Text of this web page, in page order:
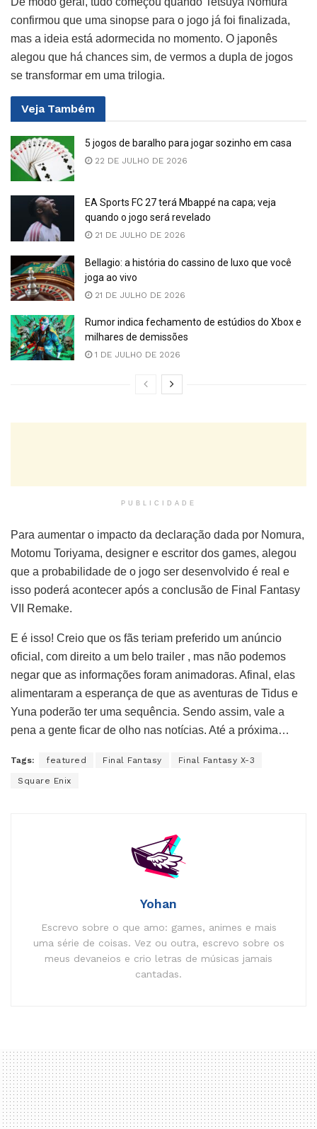
confirmou que uma sinopse para o jogo já foi finalizada,
mas a ideia está adormecida no momento. O japonês
alegou que há chances sim, de vermos a dupla de jogos
se transformar em uma trilogia.
Veja Também
5 jogos de baralho para jogar sozinho em casa
22 DE JULHO DE 2026
EA Sports FC 27 terá Mbappé na capa; veja
quando o jogo será revelado
21 DE JULHO DE 2026
Bellagio: a história do cassino de luxo que você
joga ao vivo
21 DE JULHO DE 2026
Rumor indica fechamento de estúdios do Xbox e
milhares de demissões
1 DE JULHO DE 2026
PUBLICIDADE
Para aumentar o impacto da declaração dada por Nomura,
Motomu Toriyama, designer e escritor dos games, alegou
que a probabilidade de o jogo ser desenvolvido é real e
isso poderá acontecer após a conclusão de Final Fantasy
VII Remake.
E é isso! Creio que os fãs teriam preferido um anúncio
oficial, com direito a um belo trailer , mas não podemos
negar que as informações foram animadoras. Afinal, elas
alimentaram a esperança de que as aventuras de Tidus e
Yuna poderão ter uma sequência. Sendo assim, vale a
pena a gente ficar de olho nas notícias. Até a próxima…
Tags: featured Final Fantasy Final Fantasy X-3
Square Enix
Yohan
Escrevo sobre o que amo: games, animes e mais
uma série de coisas. Vez ou outra, escrevo sobre os
meus devaneios e crio letras de músicas jamais
cantadas.